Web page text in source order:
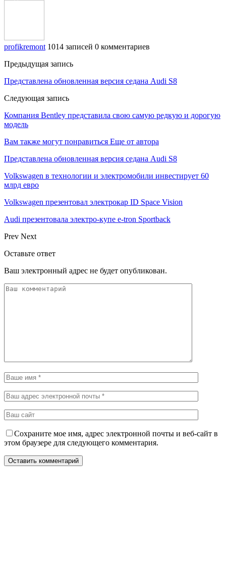
profikremont 1014 записей 0 комментариев
Предыдущая запись
Представлена обновленная версия седана Audi S8
Следующая запись
Компания Bentley представила свою самую редкую и дорогую
модель
Вам также могут понравиться Еще от автора
Представлена обновленная версия седана Audi S8
Volkswagen в технологии и электромобили инвестирует 60
млрд евро
Volkswagen презентовал электрокар ID Space Vision
Audi презентовала электро-купе e-tron Sportback
Prev Next
Оставьте ответ
Ваш электронный адрес не будет опубликован.
Сохраните мое имя, адрес электронной почты и веб-сайт в
этом браузере для следующего комментария.